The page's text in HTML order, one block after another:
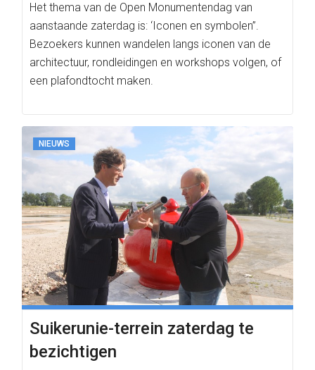
Het thema van de Open Monumentendag van
aanstaande zaterdag is: ‘Iconen en symbolen”.
Bezoekers kunnen wandelen langs iconen van de
architectuur, rondleidingen en workshops volgen, of
een plafondtocht maken.
NIEUWS
Suikerunie-terrein zaterdag te
bezichtigen